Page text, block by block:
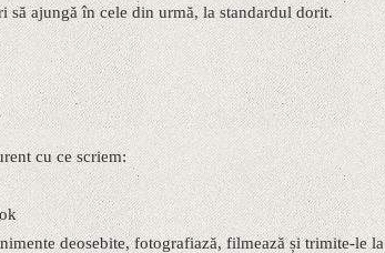
să ajungă în cele din urmă, la standardul dorit.
cu ce scriem:
deosebite, fotografiază, filmează și trimite-le la